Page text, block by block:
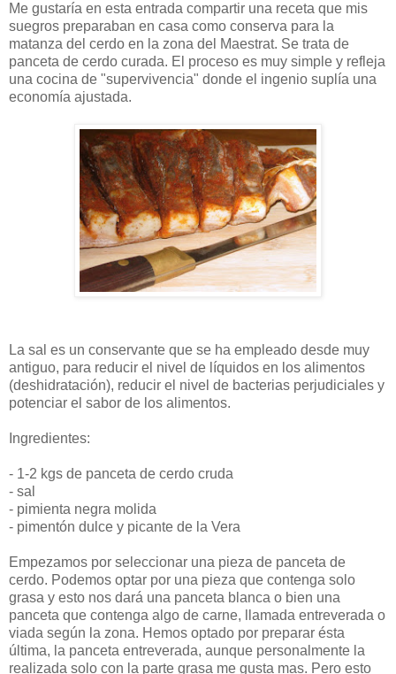
Me gustaría en esta entrada compartir una receta que mis
suegros preparaban en casa como conserva para la
matanza del cerdo en la zona del Maestrat. Se trata de
panceta de cerdo curada. El proceso es muy simple y refleja
una cocina de "supervivencia" donde el ingenio suplía una
economía ajustada.
La sal es un conservante que se ha empleado desde muy
antiguo, para reducir el nivel de líquidos en los alimentos
(deshidratación), reducir el nivel de bacterias perjudiciales y
potenciar el sabor de los alimentos.
Ingredientes:
- 1-2 kgs de panceta de cerdo cruda
- sal
- pimienta negra molida
- pimentón dulce y picante de la Vera
Empezamos por seleccionar una pieza de panceta de
cerdo. Podemos optar por una pieza que contenga solo
grasa y esto nos dará una panceta blanca o bien una
panceta que contenga algo de carne, llamada entreverada o
viada según la zona. Hemos optado por preparar ésta
última, la panceta entreverada, aunque personalmente la
realizada solo con la parte grasa me gusta mas. Pero esto